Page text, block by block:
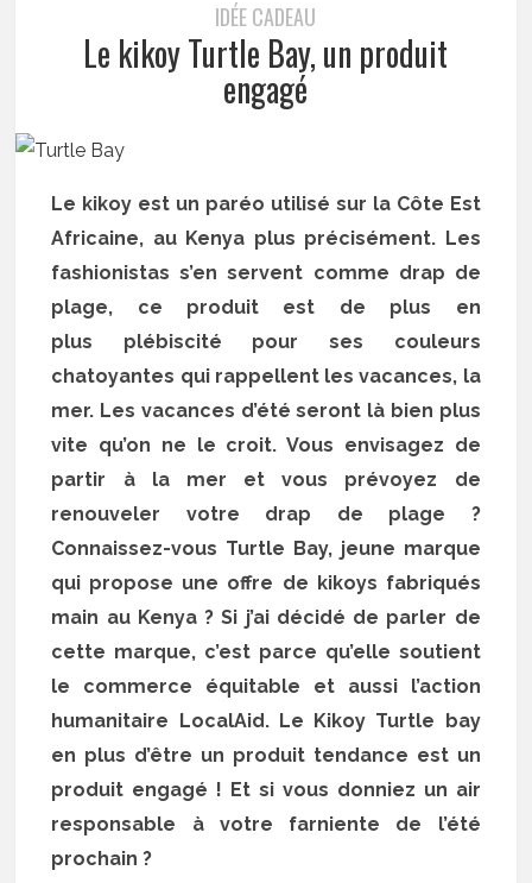
IDÉE CADEAU
Le kikoy Turtle Bay, un produit
engagé
Le kikoy est un paréo utilisé sur la Côte Est
Africaine, au Kenya plus précisément. Les
fashionistas s’en servent comme drap de
plage, ce produit est de plus en
plus plébiscité pour ses couleurs
chatoyantes qui rappellent les vacances, la
mer. Les vacances d’été seront là bien plus
vite qu’on ne le croit. Vous envisagez de
partir à la mer et vous prévoyez de
renouveler votre drap de plage ?
Connaissez-vous Turtle Bay, jeune marque
qui propose une offre de kikoys fabriqués
main au Kenya ? Si j’ai décidé de parler de
cette marque, c’est parce qu’elle soutient
le commerce équitable et aussi l’action
humanitaire LocalAid. Le Kikoy Turtle bay
en plus d’être un produit tendance est un
produit engagé ! Et si vous donniez un air
responsable à votre farniente de l’été
prochain ?